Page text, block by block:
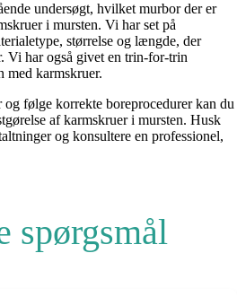
undersøgt, hvilket murbor der er
i mursten. Vi har set på
størrelse og længde, der
Vi har også givet en trin-for-trin
med karmskruer.
følge korrekte boreprocedurer kan du
af karmskruer i mursten. Husk
og konsultere en professionel,
spørgsmål